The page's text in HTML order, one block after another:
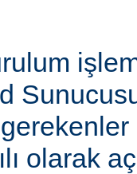
olarak